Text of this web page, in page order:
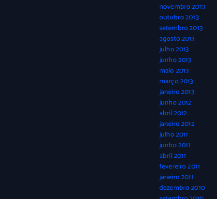
novembro 2013
outubro 2013
setembro 2013
agosto 2013
julho 2013
junho 2013
maio 2013
março 2013
janeiro 2013
junho 2012
abril 2012
janeiro 2012
julho 2011
junho 2011
abril 2011
fevereiro 2011
janeiro 2011
dezembro 2010